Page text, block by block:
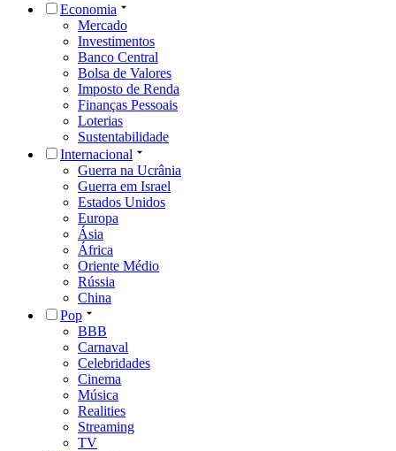
Economia
Mercado
Investimentos
Banco Central
Bolsa de Valores
Imposto de Renda
Finanças Pessoais
Loterias
Sustentabilidade
Internacional
Guerra na Ucrânia
Guerra em Israel
Estados Unidos
Europa
Ásia
África
Oriente Médio
Rússia
China
Pop
BBB
Carnaval
Celebridades
Cinema
Música
Realities
Streaming
TV